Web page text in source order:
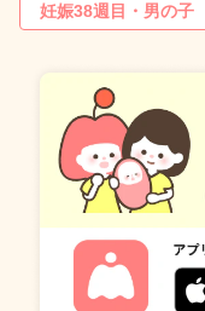
妊娠38週目・男の子